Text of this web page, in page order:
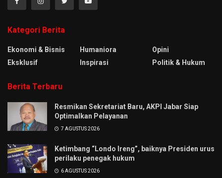
Kategori Berita
Ekonomi & Bisnis
Eksklusif
Humaniora
Inspirasi
Opini
Politik & Hukum
Berita Terbaru
Resmikan Sekretariat Baru, AKPI Jabar Siap
Optimalkan Pelayanan
7 AGUSTUS 2026
Ketimbang “Londo Ireng”, baiknya Presiden urus
perilaku penegak hukum
6 AGUSTUS 2026